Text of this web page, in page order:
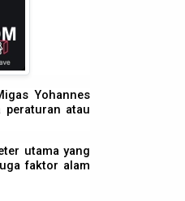
Yohannes
peraturan atau
utama yang
faktor alam